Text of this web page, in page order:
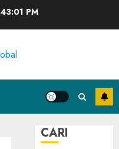
PM
CARI